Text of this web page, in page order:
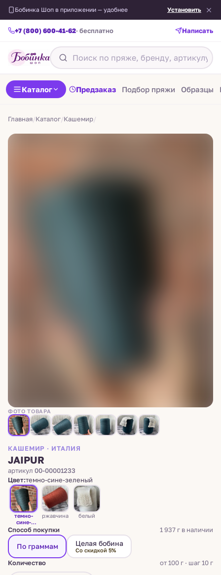
Бобинка Шоп в приложении — удобнее Установить
+7 (800) 600-41-62· бесплатно Написать
Каталог Предзаказ Подбор пряжи Образцы
Главная/Каталог/Кашемир/
ФОТО ТОВАРА
КАШЕМИР · ИТАЛИЯ
JAIPUR
артикул 00-00001233
Цвет:темно-сине-зеленый
темно-
сине-
зеленый
ржавчина белый
Способ покупки 1 937 г в наличии
По граммам Целая бобина
Со скидкой 5%
Количество от 100 г · шаг 10 г